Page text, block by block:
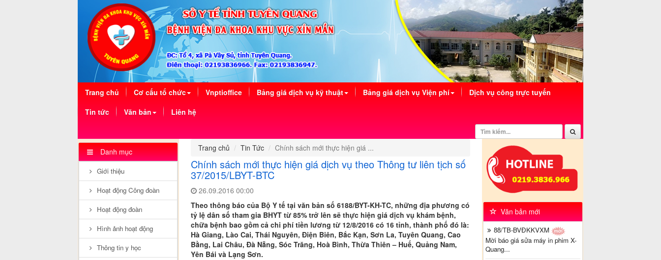
Trang chủ (current)
Cơ cấu tổ chức Vnptioffice Bảng giá dịch vụ kỹ thuật Bảng giá dịch vụ Viện phí
Dịch vụ công trực tuyến
Tin tức
Văn bản Liên hệ
Danh mục
Giới thiệu
Hoạt động Công đoàn
Hoạt động đoàn
Hình ảnh hoạt động
Thông tin y học
Trang chủ Tin Tức Chính sách mới thực hiện giá ...
Chính sách mới thực hiện giá dịch vụ theo Thông tư liên tịch số
37/2015/LBYT-BTC
26.09.2016 00:00
Theo thông báo của Bộ Y tế tại văn bản số 6188/BYT-KH-TC, những địa phương có
tỷ lệ dân số tham gia BHYT từ 85% trở lên sẽ thực hiện giá dịch vụ khám bệnh,
chữa bệnh bao gồm cả chi phí tiền lương từ 12/8/2016 có 16 tỉnh, thành phố đó là:
Hà Giang, Lào Cai, Thái Nguyên, Điện Biên, Bắc Kạn, Sơn La, Tuyên Quang, Cao
Bằng, Lai Châu, Đà Nẵng, Sóc Trăng, Hoà Bình, Thừa Thiên – Huế, Quảng Nam,
Yên Bái và Lạng Sơn.
Văn bản mới
88/TB-BVĐKKVXM
Mời báo giá sửa máy in phim X-
Quang...